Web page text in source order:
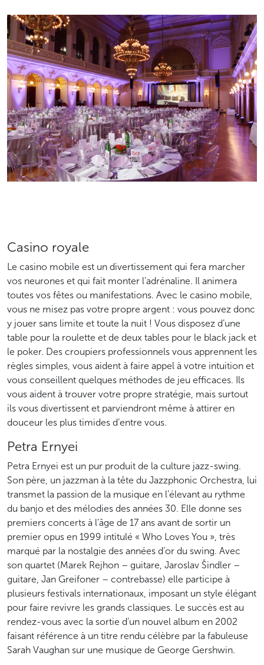
Casino royale
Le casino mobile est un divertissement qui fera marcher
vos neurones et qui fait monter l’adrénaline. Il animera
toutes vos fêtes ou manifestations. Avec le casino mobile,
vous ne misez pas votre propre argent : vous pouvez donc
y jouer sans limite et toute la nuit ! Vous disposez d’une
table pour la roulette et de deux tables pour le black jack et
le poker. Des croupiers professionnels vous apprennent les
règles simples, vous aident à faire appel à votre intuition et
vous conseillent quelques méthodes de jeu efficaces. Ils
vous aident à trouver votre propre stratégie, mais surtout
ils vous divertissent et parviendront même à attirer en
douceur les plus timides d’entre vous.
Petra Ernyei
Petra Ernyei est un pur produit de la culture jazz-swing.
Son père, un jazzman à la tête du Jazzphonic Orchestra, lui
transmet la passion de la musique en l’élevant au rythme
du banjo et des mélodies des années 30. Elle donne ses
premiers concerts à l’âge de 17 ans avant de sortir un
premier opus en 1999 intitulé « Who Loves You », très
marqué par la nostalgie des années d’or du swing. Avec
son quartet (Marek Rejhon – guitare, Jaroslav Šindler –
guitare, Jan Greifoner – contrebasse) elle participe à
plusieurs festivals internationaux, imposant un style élégant
pour faire revivre les grands classiques. Le succès est au
rendez-vous avec la sortie d’un nouvel album en 2002
faisant référence à un titre rendu célèbre par la fabuleuse
Sarah Vaughan sur une musique de George Gershwin.